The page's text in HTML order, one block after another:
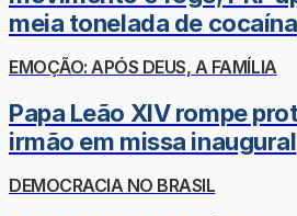
meia tonelada de cocaína
EMOÇÃO: APÓS DEUS, A FAMÍLIA
Papa Leão XIV rompe
irmão em missa inaugural
DEMOCRACIA NO BRASIL